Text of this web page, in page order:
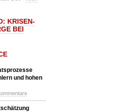
KRISEN-
BEI
und hohen